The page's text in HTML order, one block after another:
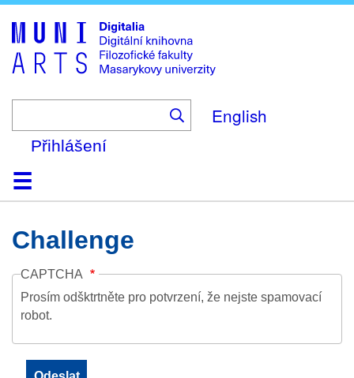
to
main
content
English
Přihlášení
DomůKolekce
Prohlížení
Vyhledávání
O platformě
Nápověda
KontaktDigitalia
Challenge
CAPTCHA
Prosím odšktrtněte pro potvrzení, že nejste spamovací
robot.